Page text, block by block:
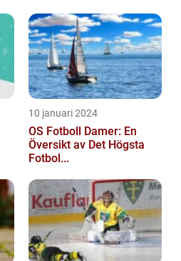
10 januari 2024
OS Fotboll Damer: En
Översikt av Det Högsta
Fotbol...